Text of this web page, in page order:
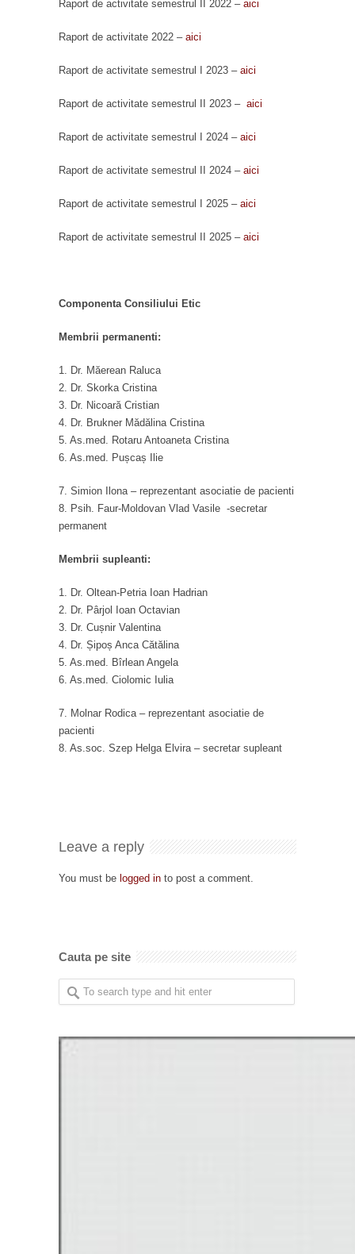
Raport de activitate semestrul II 2022 – aici
Raport de activitate 2022 – aici
Raport de activitate semestrul I 2023 – aici
Raport de activitate semestrul II 2023 – aici
Raport de activitate semestrul I 2024 – aici
Raport de activitate semestrul II 2024 – aici
Raport de activitate semestrul I 2025 – aici
Raport de activitate semestrul II 2025 – aici
Componenta Consiliului Etic
Membrii permanenti:
1. Dr. Măerean Raluca
2. Dr. Skorka Cristina
3. Dr. Nicoară Cristian
4. Dr. Brukner Mădălina Cristina
5. As.med. Rotaru Antoaneta Cristina
6. As.med. Pușcaș Ilie
7. Simion Ilona – reprezentant asociatie de pacienti
8. Psih. Faur-Moldovan Vlad Vasile -secretar
permanent
Membrii supleanti:
1. Dr. Oltean-Petria Ioan Hadrian
2. Dr. Pârjol Ioan Octavian
3. Dr. Cușnir Valentina
4. Dr. Șipoș Anca Cătălina
5. As.med. Bîrlean Angela
6. As.med. Ciolomic Iulia
7. Molnar Rodica – reprezentant asociatie de
pacienti
8. As.soc. Szep Helga Elvira – secretar supleant
Leave a reply
You must be logged in to post a comment.
Cauta pe site